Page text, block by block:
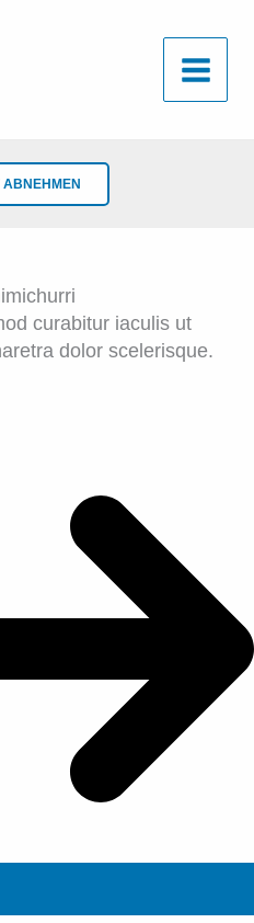
ABNEHMEN
curabitur iaculis ut
dolor scelerisque.